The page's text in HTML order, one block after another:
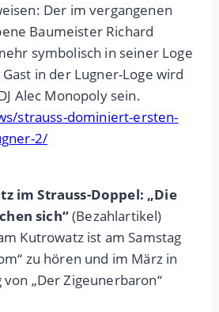
Der im vergangenen
Baumeister Richard
symbolisch in seiner Loge
in der Lugner-Loge wird
Alec Monopoly sein.
strauss-dominiert-ersten-
2/
im Strauss-Doppel: „Die
sich“(Bezahlartikel)
Kutrowatz ist am Samstag
zu hören und im März in
„Der Zigeunerbaron“